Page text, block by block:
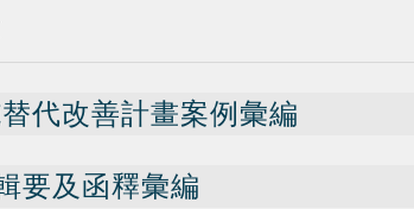
代改善計畫案例彙編
要及函釋彙編